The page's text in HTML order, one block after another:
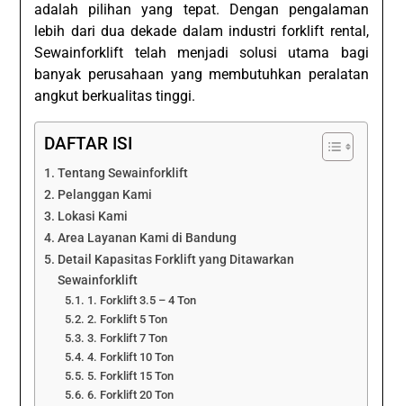
adalah pilihan yang tepat. Dengan pengalaman
lebih dari dua dekade dalam industri forklift rental,
Sewainforklift telah menjadi solusi utama bagi
banyak perusahaan yang membutuhkan peralatan
angkut berkualitas tinggi.
DAFTAR ISI
Tentang Sewainforklift
Pelanggan Kami
Lokasi Kami
Area Layanan Kami di Bandung
Detail Kapasitas Forklift yang Ditawarkan
Sewainforklift
1. Forklift 3.5 – 4 Ton
2. Forklift 5 Ton
3. Forklift 7 Ton
4. Forklift 10 Ton
5. Forklift 15 Ton
6. Forklift 20 Ton